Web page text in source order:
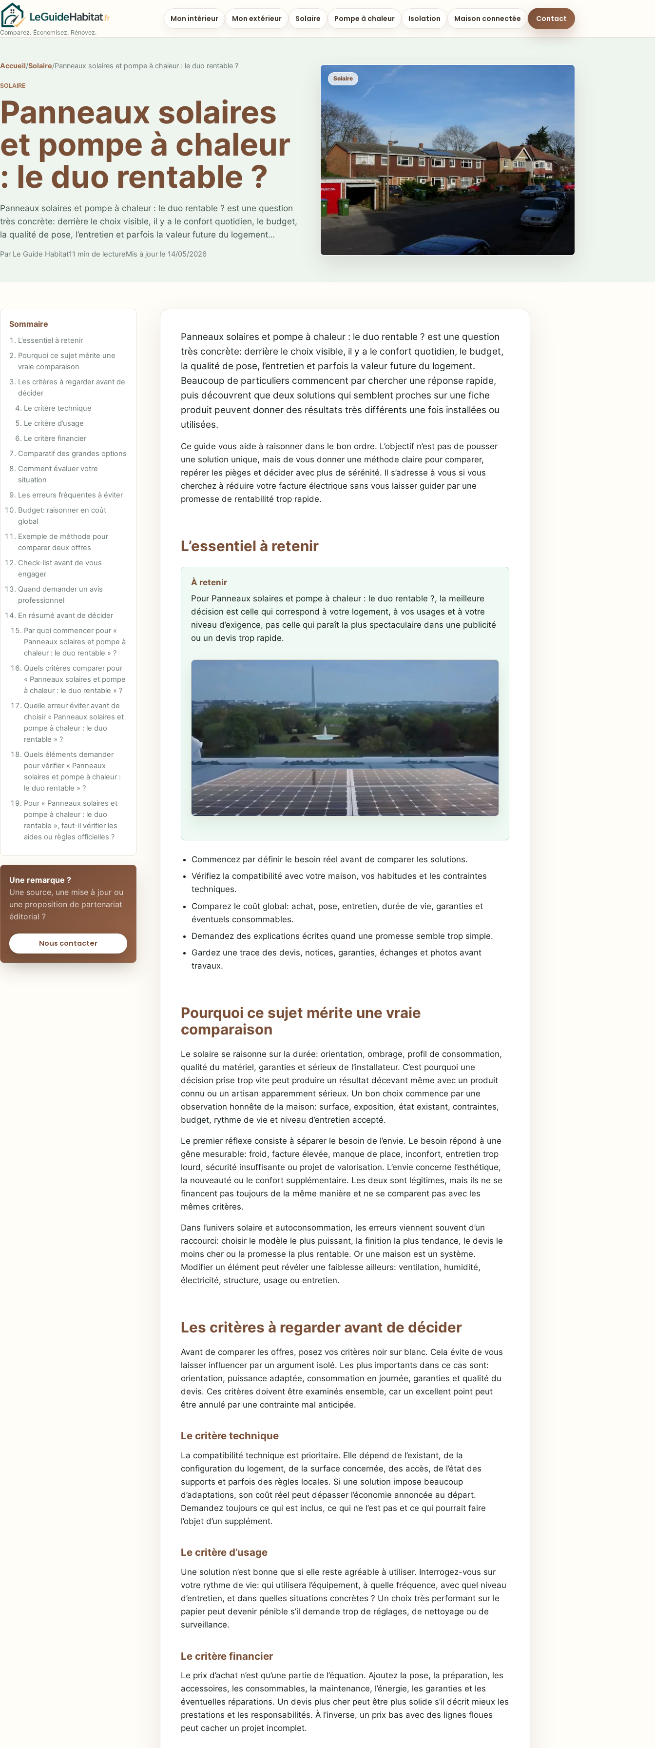
Comparez. Économisez. Rénovez.
Mon intérieur Mon extérieur Solaire Pompe à chaleur Isolation Maison connectée Contact
Accueil/Solaire/Panneaux solaires et pompe à chaleur : le duo rentable ?
SOLAIRE
Panneaux solaires
et pompe à chaleur
: le duo rentable ?
Panneaux solaires et pompe à chaleur : le duo rentable ? est une question
très concrète: derrière le choix visible, il y a le confort quotidien, le budget,
la qualité de pose, l’entretien et parfois la valeur future du logement…
Par Le Guide Habitat11 min de lectureMis à jour le 14/05/2026
Solaire
Sommaire
L’essentiel à retenir
Pourquoi ce sujet mérite une
vraie comparaison
Les critères à regarder avant de
décider
Le critère technique
Le critère d’usage
Le critère financier
Comparatif des grandes options
Comment évaluer votre
situation
Les erreurs fréquentes à éviter
Budget: raisonner en coût
global
Exemple de méthode pour
comparer deux offres
Check-list avant de vous
engager
Quand demander un avis
professionnel
En résumé avant de décider
Par quoi commencer pour «
Panneaux solaires et pompe à
chaleur : le duo rentable » ?
Quels critères comparer pour
« Panneaux solaires et pompe
à chaleur : le duo rentable » ?
Quelle erreur éviter avant de
choisir « Panneaux solaires et
pompe à chaleur : le duo
rentable » ?
Quels éléments demander
pour vérifier « Panneaux
solaires et pompe à chaleur :
le duo rentable » ?
Pour « Panneaux solaires et
pompe à chaleur : le duo
rentable », faut-il vérifier les
aides ou règles officielles ?
Une remarque ?
Une source, une mise à jour ou
une proposition de partenariat
éditorial ?
Nous contacter
Panneaux solaires et pompe à chaleur : le duo rentable ? est une question
très concrète: derrière le choix visible, il y a le confort quotidien, le budget,
la qualité de pose, l’entretien et parfois la valeur future du logement.
Beaucoup de particuliers commencent par chercher une réponse rapide,
puis découvrent que deux solutions qui semblent proches sur une fiche
produit peuvent donner des résultats très différents une fois installées ou
utilisées.
Ce guide vous aide à raisonner dans le bon ordre. L’objectif n’est pas de pousser
une solution unique, mais de vous donner une méthode claire pour comparer,
repérer les pièges et décider avec plus de sérénité. Il s’adresse à vous si vous
cherchez à réduire votre facture électrique sans vous laisser guider par une
promesse de rentabilité trop rapide.
L’essentiel à retenir
À retenir
Pour Panneaux solaires et pompe à chaleur : le duo rentable ?, la meilleure
décision est celle qui correspond à votre logement, à vos usages et à votre
niveau d’exigence, pas celle qui paraît la plus spectaculaire dans une publicité
ou un devis trop rapide.
Commencez par définir le besoin réel avant de comparer les solutions.
Vérifiez la compatibilité avec votre maison, vos habitudes et les contraintes
techniques.
Comparez le coût global: achat, pose, entretien, durée de vie, garanties et
éventuels consommables.
Demandez des explications écrites quand une promesse semble trop simple.
Gardez une trace des devis, notices, garanties, échanges et photos avant
travaux.
Pourquoi ce sujet mérite une vraie
comparaison
Le solaire se raisonne sur la durée: orientation, ombrage, profil de consommation,
qualité du matériel, garanties et sérieux de l’installateur. C’est pourquoi une
décision prise trop vite peut produire un résultat décevant même avec un produit
connu ou un artisan apparemment sérieux. Un bon choix commence par une
observation honnête de la maison: surface, exposition, état existant, contraintes,
budget, rythme de vie et niveau d’entretien accepté.
Le premier réflexe consiste à séparer le besoin de l’envie. Le besoin répond à une
gêne mesurable: froid, facture élevée, manque de place, inconfort, entretien trop
lourd, sécurité insuffisante ou projet de valorisation. L’envie concerne l’esthétique,
la nouveauté ou le confort supplémentaire. Les deux sont légitimes, mais ils ne se
financent pas toujours de la même manière et ne se comparent pas avec les
mêmes critères.
Dans l’univers solaire et autoconsommation, les erreurs viennent souvent d’un
raccourci: choisir le modèle le plus puissant, la finition la plus tendance, le devis le
moins cher ou la promesse la plus rentable. Or une maison est un système.
Modifier un élément peut révéler une faiblesse ailleurs: ventilation, humidité,
électricité, structure, usage ou entretien.
Les critères à regarder avant de décider
Avant de comparer les offres, posez vos critères noir sur blanc. Cela évite de vous
laisser influencer par un argument isolé. Les plus importants dans ce cas sont:
orientation, puissance adaptée, consommation en journée, garanties et qualité du
devis. Ces critères doivent être examinés ensemble, car un excellent point peut
être annulé par une contrainte mal anticipée.
Le critère technique
La compatibilité technique est prioritaire. Elle dépend de l’existant, de la
configuration du logement, de la surface concernée, des accès, de l’état des
supports et parfois des règles locales. Si une solution impose beaucoup
d’adaptations, son coût réel peut dépasser l’économie annoncée au départ.
Demandez toujours ce qui est inclus, ce qui ne l’est pas et ce qui pourrait faire
l’objet d’un supplément.
Le critère d’usage
Une solution n’est bonne que si elle reste agréable à utiliser. Interrogez-vous sur
votre rythme de vie: qui utilisera l’équipement, à quelle fréquence, avec quel niveau
d’entretien, et dans quelles situations concrètes ? Un choix très performant sur le
papier peut devenir pénible s’il demande trop de réglages, de nettoyage ou de
surveillance.
Le critère financier
Le prix d’achat n’est qu’une partie de l’équation. Ajoutez la pose, la préparation, les
accessoires, les consommables, la maintenance, l’énergie, les garanties et les
éventuelles réparations. Un devis plus cher peut être plus solide s’il décrit mieux les
prestations et les responsabilités. À l’inverse, un prix bas avec des lignes floues
peut cacher un projet incomplet.